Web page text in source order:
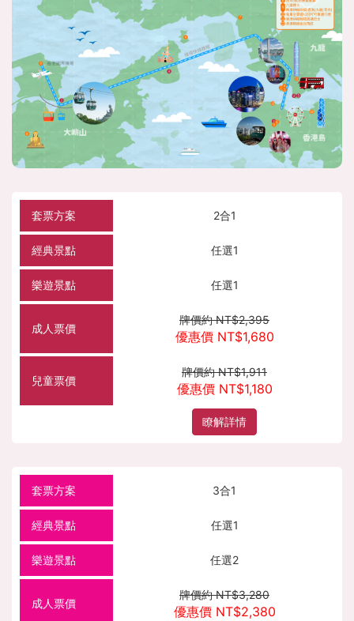
2合1
任選1
任選1
牌價約 NT$2,395
優惠價 NT$1,680
牌價約 NT$1,911
優惠價 NT$1,180
瞭解詳情
3合1
任選1
任選2
牌價約 NT$3,280
優惠價 NT$2,380